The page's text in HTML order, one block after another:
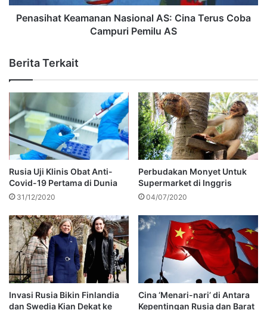
Penasihat Keamanan Nasional AS: Cina Terus Coba
Campuri Pemilu AS
Berita Terkait
Rusia Uji Klinis Obat Anti-
Covid-19 Pertama di Dunia
31/12/2020
Perbudakan Monyet Untuk
Supermarket di Inggris
04/07/2020
Invasi Rusia Bikin Finlandia
dan Swedia Kian Dekat ke
Cina ‘Menari-nari’ di Antara
Kepentingan Rusia dan Barat